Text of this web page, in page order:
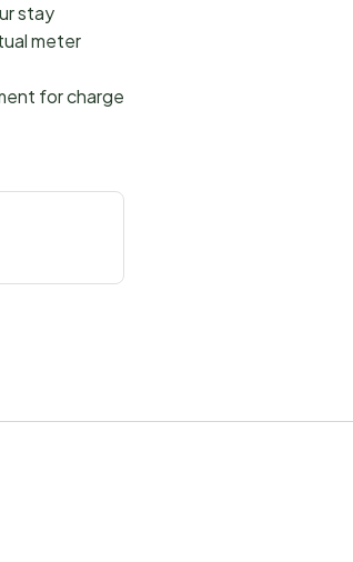
stay
meter
for charges that